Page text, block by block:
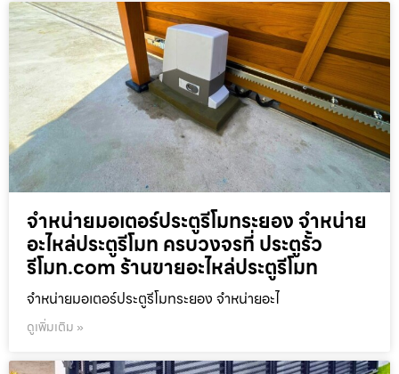
จำหน่ายมอเตอร์ประตูรีโมทระยอง จำหน่าย
อะไหล่ประตูรีโมท ครบวงจรที่ ประตูรั้ว
รีโมท.com ร้านขายอะไหล่ประตูรีโมท
จำหน่ายมอเตอร์ประตูรีโมทระยอง จำหน่ายอะไ
ดูเพิ่มเติม »